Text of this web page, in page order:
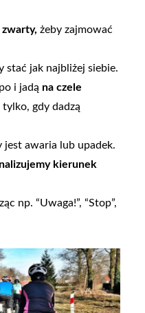
zwarty, żeby zajmować
stać jak najbliżej siebie.
i jadą na czele
gdy dadzą
jest awaria lub upadek.
kierunek
np. “Uwaga!”, “Stop”,